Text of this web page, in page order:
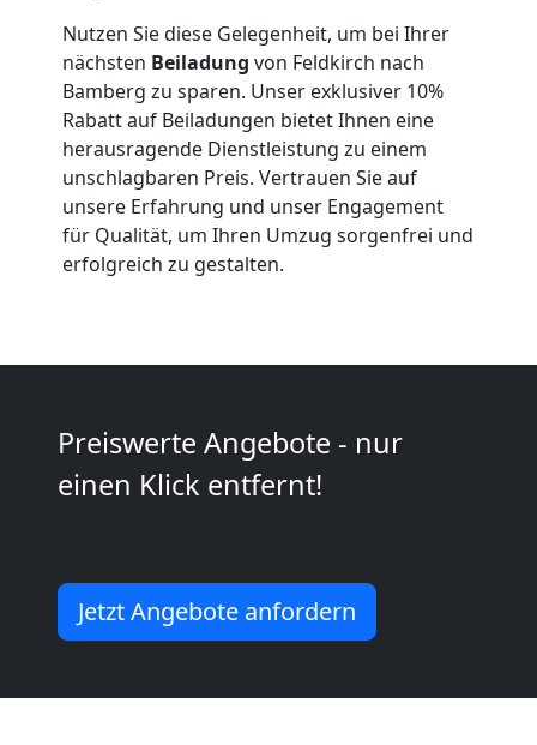
Nutzen Sie diese Gelegenheit, um bei Ihrer
nächsten Beiladung von Feldkirch nach
Bamberg zu sparen. Unser exklusiver 10%
Rabatt auf Beiladungen bietet Ihnen eine
herausragende Dienstleistung zu einem
unschlagbaren Preis. Vertrauen Sie auf
unsere Erfahrung und unser Engagement
für Qualität, um Ihren Umzug sorgenfrei und
erfolgreich zu gestalten.
Preiswerte Angebote - nur
einen Klick entfernt!
Jetzt Angebote anfordern
Vereinsumzug
Feldkirch
Anfrage
Möbeltransport
International
National
Beiladung